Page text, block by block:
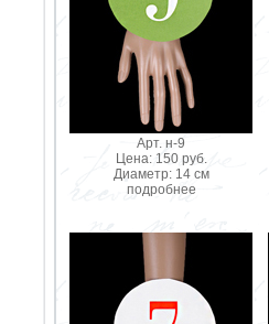
Арт. н-9
Цена: 150 руб.
Диаметр: 14 см
подробнее